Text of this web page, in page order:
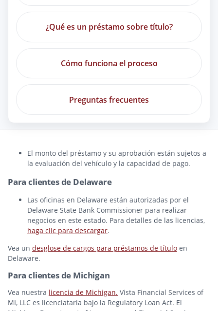
¿Qué es un préstamo sobre título?
Cómo funciona el proceso
Preguntas frecuentes
El monto del préstamo y su aprobación están sujetos a
la evaluación del vehículo y la capacidad de pago.
Para clientes de Delaware
Las oficinas en Delaware están autorizadas por el
Delaware State Bank Commissioner para realizar
negocios en este estado. Para detalles de las licencias,
haga clic para descargar.
Vea un desglose de cargos para préstamos de título en
Delaware.
Para clientes de Michigan
Vea nuestra licencia de Michigan. Vista Financial Services of
MI, LLC es licenciataria bajo la Regulatory Loan Act. El